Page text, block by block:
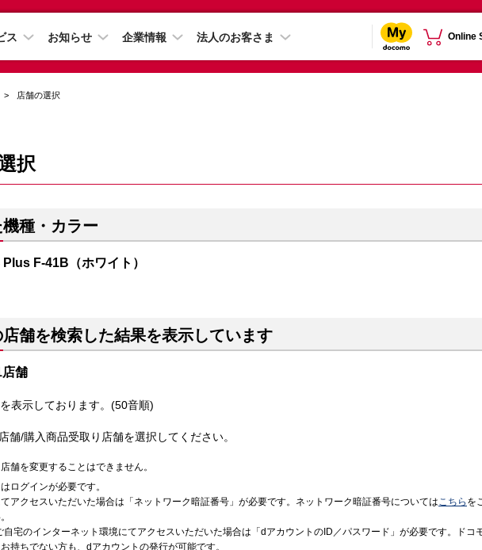
ス お知らせ 企業情報 法人のお客さま Online
店舗の選択
択
種・カラー
F-41B（ホワイト）
店舗を検索した結果を表示しています
舗
表示しております。(50音順)
舗/購入商品受取り店舗を選択してください。
舗を変更することはできません。
ログインが必要です。
てアクセスいただいた場合は「ネットワーク暗証番号」が必要です。ネットワーク暗証番号についてはこちら を
自宅のインターネット環境にてアクセスいただいた場合は「dアカウントのID／パスワード」が必要です。ドコ
持ちでない方も、dアカウントの発行が可能です。